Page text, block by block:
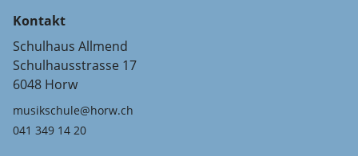
Kontakt
Schulhaus Allmend
Schulhausstrasse 17
6048 Horw
musikschule@horw.ch
041 349 14 20